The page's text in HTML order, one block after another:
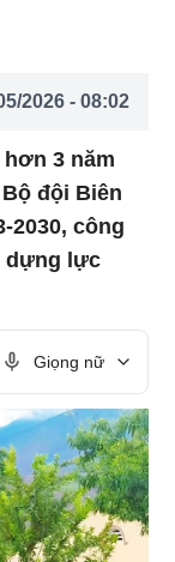
2026 - 08:02
3 năm
đội Biên
2030, công
dựng lực
Giọng nữ